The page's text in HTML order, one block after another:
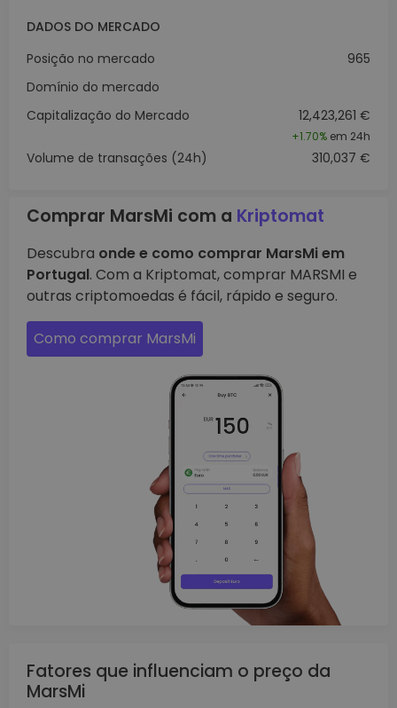
DADOS DO MERCADO
Posição no mercado
965
Domínio do mercado
Capitalização do Mercado
12,423,261 €
+1.70% em 24h
Volume de transações (24h) 310,037 €
Comprar MarsMi com a Kriptomat
Descubra onde e como comprar MarsMi em
Portugal. Com a Kriptomat, comprar MARSMI e
outras criptomoedas é fácil, rápido e seguro.
Como comprar MarsMi
Fatores que influenciam o preço da
MarsMi